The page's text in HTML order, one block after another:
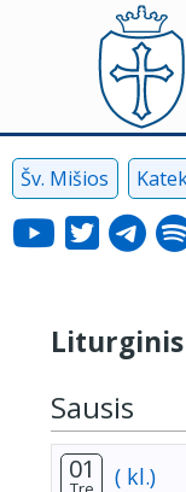
Šv. Mišios
Sausis
01 ( kl.)